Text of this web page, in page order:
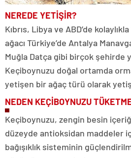
NEREDE YETİŞİR?
Kıbrıs, Libya ve ABD’de
ağacı Türkiye’de Antalya
Muğla Datça gibi birçok şehirde
Keçiboynuzu doğal ortamda
yetişen bir ağaç türü olarak
NEDEN KEÇİBOYNUZU
Keçiboynuzu, zengin besin
düzeyde antioksidan maddeler
bağışıklık sisteminin